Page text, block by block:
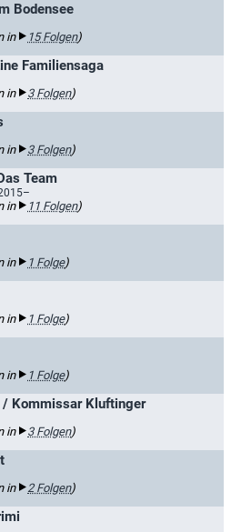
Bodensee
in 15 Folgen)
Familiensaga
in 3 Folgen)
in 3 Folgen)
Team
in 11 Folgen)
in 1 Folge)
in 1 Folge)
in 1 Folge)
Kommissar Kluftinger
in 3 Folgen)
in 2 Folgen)